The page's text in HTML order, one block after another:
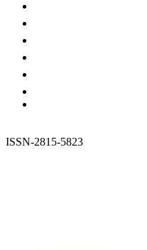
ISSN-2815-5823